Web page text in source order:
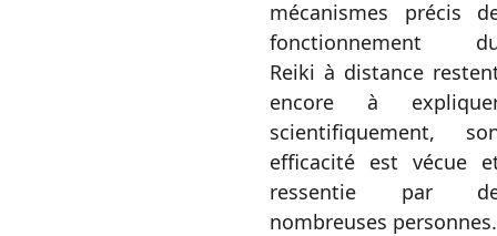
mécanismes précis
fonctionnement
Reiki à distance
encore à
scientifiquement,
efficacité est vécue
ressentie par
nombreuses personnes.